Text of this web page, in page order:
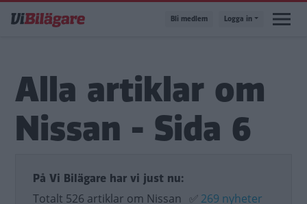
till
Bli medlem Logga in
Alla artiklar om
Nissan - Sida 6
På Vi Bilägare har vi just nu:
Totalt 526 artiklar om Nissan ✅ 269 nyheter